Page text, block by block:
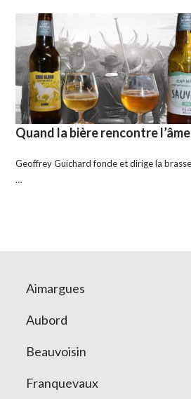
Quand la bière rencontre
Geoffrey Guichard fonde et dirige la
…
Aimargues
Aubord
Beauvoisin
Franquevaux